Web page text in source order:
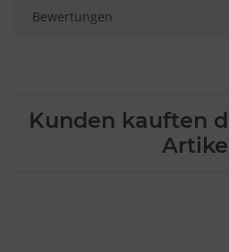
Bewertungen
Kunden kauften